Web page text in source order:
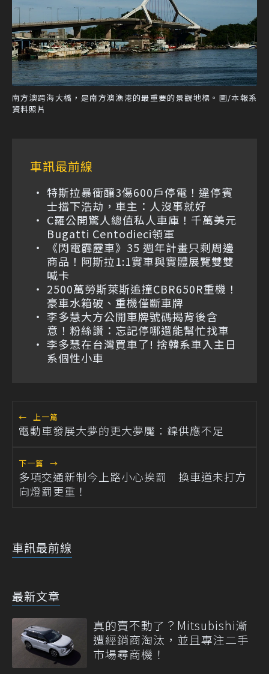
南方澳跨海大橋，是南方澳漁港的最重要的景觀地標。圖/本報系
資料照片
車訊最前線
特斯拉暴衝釀3傷600戶停電！違停賓
士擋下浩劫，車主：人沒事就好
C羅公開驚人總值私人車庫！千萬美元
Bugatti Centodieci領軍
《閃電霹靂車》35 週年計畫只剩周邊
商品！阿斯拉1:1實車與實體展覽雙雙
喊卡
2500萬勞斯萊斯追撞CBR650R重機！
豪車水箱破、重機僅斷車牌
李多慧大方公開車牌號碼揭背後含
意！粉絲讚：忘記停哪還能幫忙找車
李多慧在台灣買車了! 捨韓系車入主日
系個性小車
← 上一篇
電動車發展大夢的更大夢魘：鎳供應不足
下一篇 →
多項交通新制今上路小心挨罰 換車道未打方
向燈罰更重！
車訊最前線
最新文章
真的賣不動了？Mitsubishi漸
遭經銷商淘汰，並且專注二手
市場尋商機！